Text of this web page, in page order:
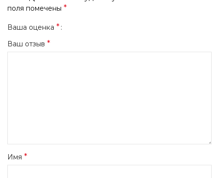
поля помечены *
Ваша оценка *
Ваш отзыв *
Имя *